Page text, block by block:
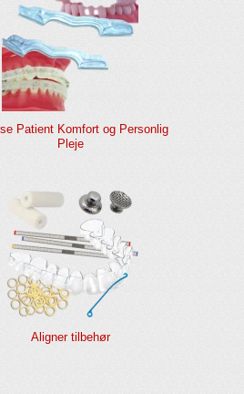
Patient Komfort og Personlig
Pleje
Aligner tilbehør